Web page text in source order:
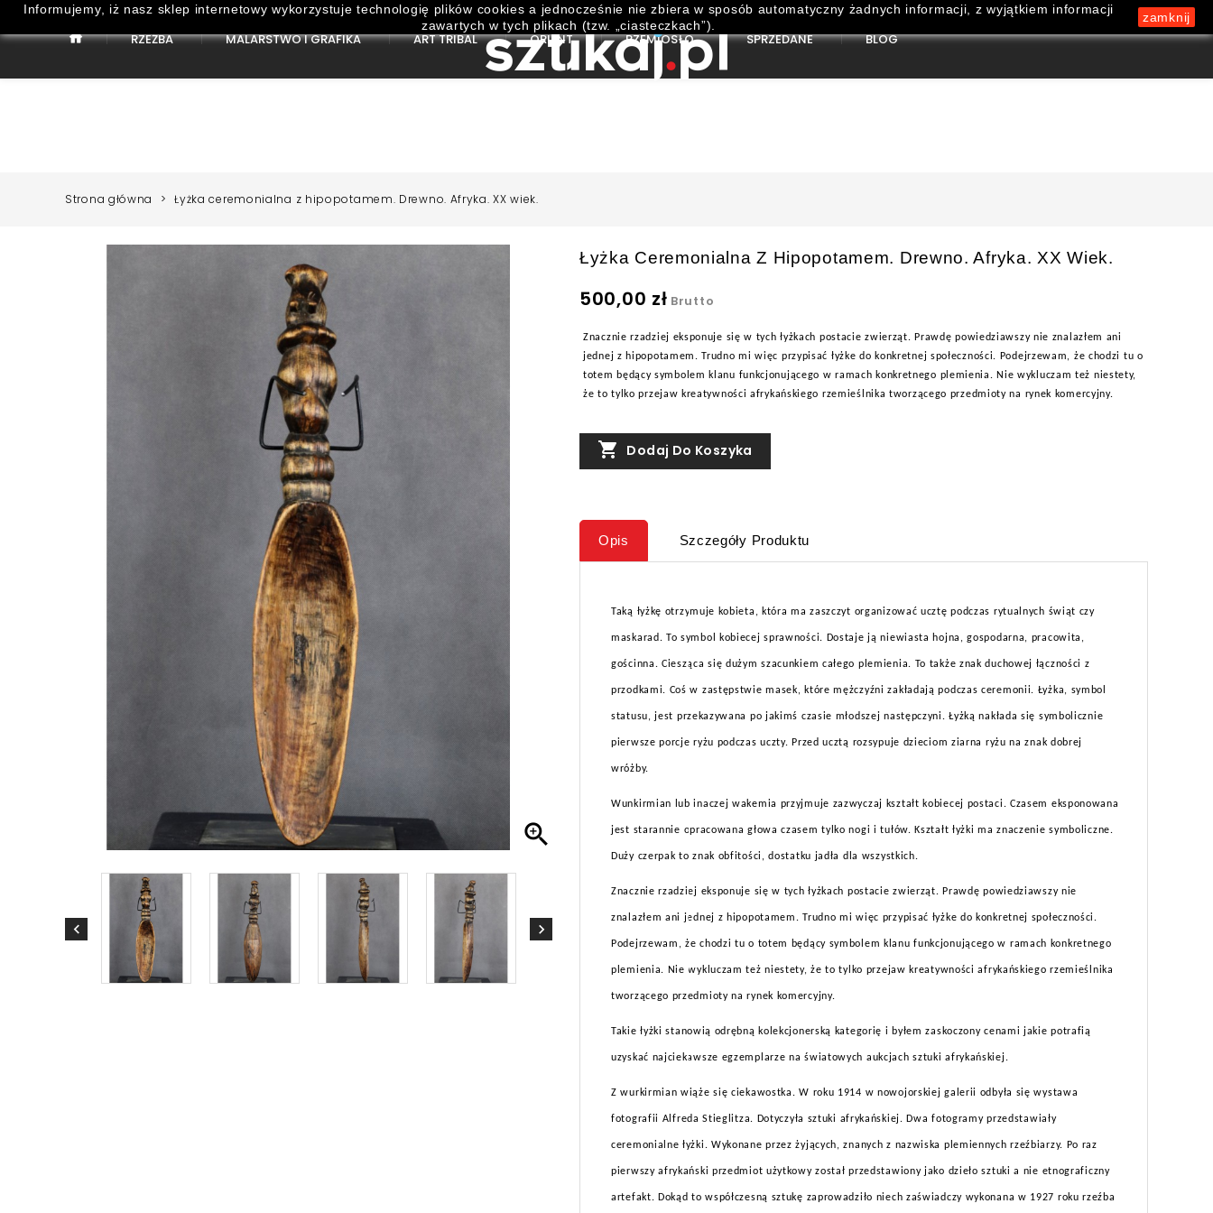
RZEŹBA MALARSTWO I GRAFIKA ART TRIBAL ORIENT RZEMIOSŁO SPRZEDANE BLOG
Strona główna Łyżka ceremonialna z hipopotamem. Drewno. Afryka. XX wiek.

Łyżka Ceremonialna Z Hipopotamem. Drewno. Afryka. XX Wiek.
500,00 zł Brutto
Znacznie rzadziej eksponuje się w tych łyżkach postacie zwierząt. Prawdę powiedziawszy nie znalazłem ani
jednej z hipopotamem. Trudno mi więc przypisać łyżke do konkretnej społeczności. Podejrzewam, że chodzi tu o
totem będący symbolem klanu funkcjonującego w ramach konkretnego plemienia. Nie wykluczam też niestety,
że to tylko przejaw kreatywności afrykańskiego rzemieślnika tworzącego przedmioty na rynek komercyjny.
 Dodaj Do Koszyka
Opis Szczegóły Produktu
Taką łyżkę otrzymuje kobieta, która ma zaszczyt organizować ucztę podczas rytualnych świąt czy
maskarad. To symbol kobiecej sprawności. Dostaje ją niewiasta hojna, gospodarna, pracowita,
gościnna. Ciesząca się dużym szacunkiem całego plemienia. To także znak duchowej łączności z
przodkami. Coś w zastępstwie masek, które mężczyźni zakładają podczas ceremonii. Łyżka, symbol
statusu, jest przekazywana po jakimś czasie młodszej następczyni. Łyżką nakłada się symbolicznie
pierwsze porcje ryżu podczas uczty. Przed ucztą rozsypuje dzieciom ziarna ryżu na znak dobrej
wróżby.
Wunkirmian lub inaczej wakemia przyjmuje zazwyczaj kształt kobiecej postaci. Czasem eksponowana
jest starannie opracowana głowa czasem tylko nogi i tułów. Kształt łyżki ma znaczenie symboliczne.
Duży czerpak to znak obfitości, dostatku jadła dla wszystkich.
Znacznie rzadziej eksponuje się w tych łyżkach postacie zwierząt. Prawdę powiedziawszy nie
znalazłem ani jednej z hipopotamem. Trudno mi więc przypisać łyżke do konkretnej społeczności.
Podejrzewam, że chodzi tu o totem będący symbolem klanu funkcjonującego w ramach konkretnego
plemienia. Nie wykluczam też niestety, że to tylko przejaw kreatywności afrykańskiego rzemieślnika
tworzącego przedmioty na rynek komercyjny.
Takie łyżki stanowią odrębną kolekcjonerską kategorię i byłem zaskoczony cenami jakie potrafią
uzyskać najciekawsze egzemplarze na światowych aukcjach sztuki afrykańskiej.
Z wurkirmian wiąże się ciekawostka. W roku 1914 w nowojorskiej galerii odbyła się wystawa
fotografii Alfreda Stieglitza. Dotyczyła sztuki afrykańskiej. Dwa fotogramy przedstawiały
ceremonialne łyżki. Wykonane przez żyjących, znanych z nazwiska plemiennych rzeźbiarzy. Po raz
pierwszy afrykański przedmiot użytkowy został przedstawiony jako dzieło sztuki a nie etnograficzny
artefakt. Dokąd to współczesną sztukę zaprowadziło niech zaświadczy wykonana w 1927 roku rzeźba
Informujemy, iż nasz sklep internetowy wykorzystuje technologię plików cookies a jednocześnie nie zbiera w sposób automatyczny żadnych informacji, z wyjątkiem informacji
zawartych w tych plikach (tzw. „ciasteczkach”).
zamknij